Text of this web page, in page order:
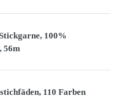
100%
56m
110 Farben